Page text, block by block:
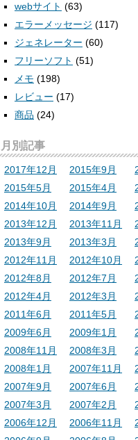
webサイト (63)
エラーメッセージ (117)
ジェネレーター (60)
フリーソフト (51)
メモ (198)
レビュー (17)
商品 (24)
月別記事
2017年12月 2015年9月
2015年5月
2015年4月
2014年10月
2014年9月
2013年12月
2013年11月
2013年9月
2013年3月
2012年11月
2012年10月
2012年8月
2012年7月
2012年4月
2012年3月
2011年6月
2011年5月
2009年6月
2009年1月
2008年11月
2008年3月
2008年1月
2007年11月
2007年9月
2007年6月
2007年3月
2007年2月
2006年12月
2006年11月